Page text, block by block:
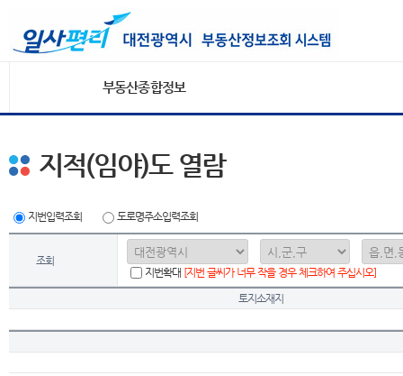
부동산종합정보
지적(임야)도 열람
지번입력조회 도로명주소입력조회
조회
지번확대 [지번 글씨가 너무 작을 경우 체크하여 주십시오]
토지소재지